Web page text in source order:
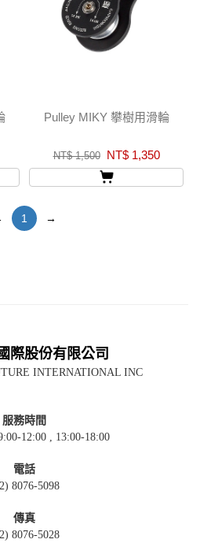
Pulley MIKY 攀樹用滑輪
NT$ 1,500 NT$ 1,350
1 →
際股份有限公司
INTERNATIONAL INC
服務時間
12:00 , 13:00-18:00
電話
8076-5098
傳真
8076-5028